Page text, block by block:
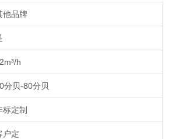
他品牌
h
分贝-80分贝
标定制
户定